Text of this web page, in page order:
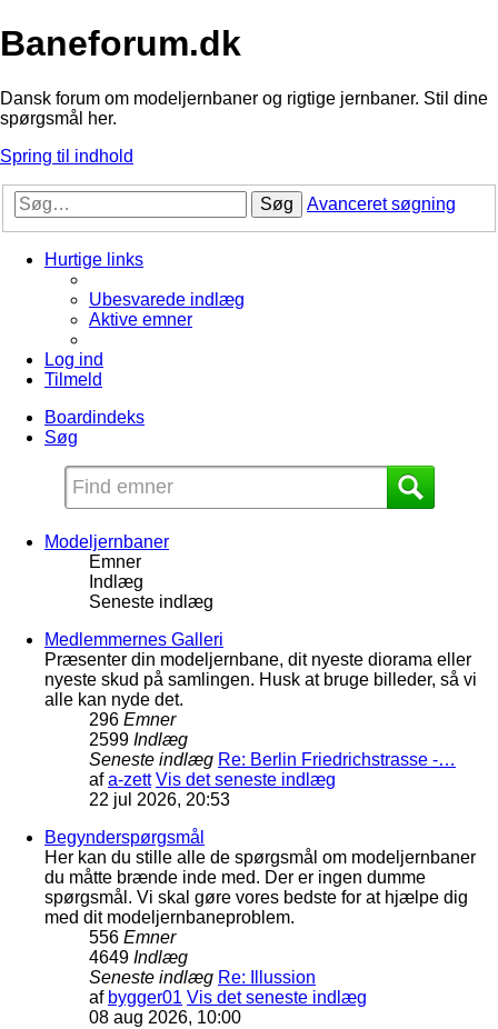
Baneforum.dk
Dansk forum om modeljernbaner og rigtige jernbaner. Stil dine
spørgsmål her.
Spring til indhold
Søg Avanceret søgning
Hurtige links
Ubesvarede indlæg
Aktive emner
Log ind
Tilmeld
Boardindeks
Søg
Modeljernbaner
Emner
Indlæg
Seneste indlæg
Medlemmernes Galleri
Præsenter din modeljernbane, dit nyeste diorama eller
nyeste skud på samlingen. Husk at bruge billeder, så vi
alle kan nyde det.
296 Emner
2599 Indlæg
Seneste indlæg Re: Berlin Friedrichstrasse -…
afa-zett Vis det seneste indlæg
22 jul 2026, 20:53
Begynderspørgsmål
Her kan du stille alle de spørgsmål om modeljernbaner
du måtte brænde inde med. Der er ingen dumme
spørgsmål. Vi skal gøre vores bedste for at hjælpe dig
med dit modeljernbaneproblem.
556 Emner
4649 Indlæg
Seneste indlæg Re: Illussion
af bygger01 Vis det seneste indlæg
08 aug 2026, 10:00